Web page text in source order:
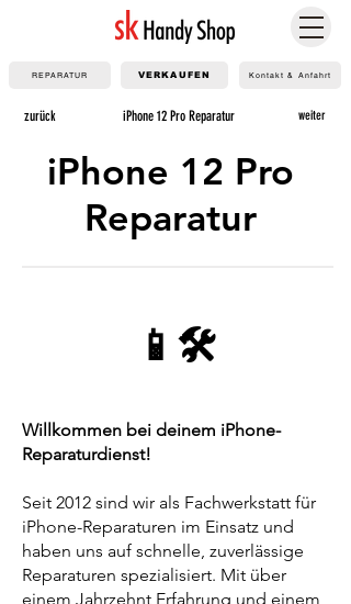
VERKAUFEN
REPARATUR Kontakt & Anfahrt
zurück iPhone 12 Pro Reparatur weiter
iPhone 12 Pro
Reparatur
📱🛠️
Willkommen bei deinem iPhone-
Reparaturdienst!
Seit 2012 sind wir als Fachwerkstatt für
iPhone-Reparaturen im Einsatz und
haben uns auf schnelle, zuverlässige
Reparaturen spezialisiert. Mit über
einem Jahrzehnt Erfahrung und einem